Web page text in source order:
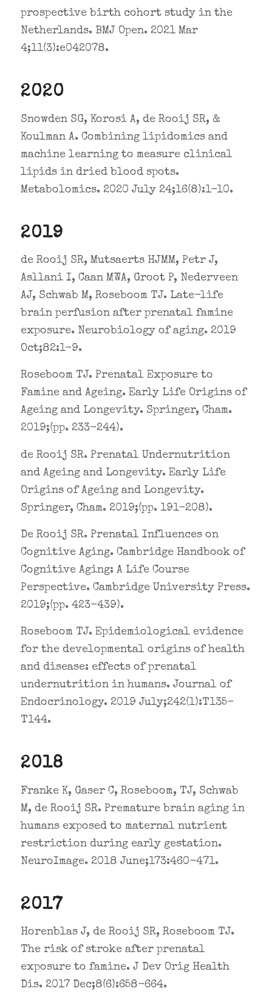
prospective birth cohort study in the
Netherlands. BMJ Open. 2021 Mar
4;11(3):e042078.
2020
Snowden SG, Korosi A, de Rooij SR, &
Koulman A. Combining lipidomics and
machine learning to measure clinical
lipids in dried blood spots.
Metabolomics. 2020 July 24;16(8):1-10.
2019
de Rooij SR, Mutsaerts HJMM, Petr J,
Asllani I, Caan MWA, Groot P, Nederveen
AJ, Schwab M, Roseboom TJ. Late-life
brain perfusion after prenatal famine
exposure. Neurobiology of aging. 2019
Oct;82:1-9.
Roseboom TJ. Prenatal Exposure to
Famine and Ageing. Early Life Origins of
Ageing and Longevity. Springer, Cham.
2019;(pp. 233-244).
de Rooij SR. Prenatal Undernutrition
and Ageing and Longevity. Early Life
Origins of Ageing and Longevity.
Springer, Cham. 2019;(pp. 191-208).
De Rooij SR. Prenatal Influences on
Cognitive Aging. Cambridge Handbook of
Cognitive Aging: A Life Course
Perspective. Cambridge University Press.
2019;(pp. 423-439).
Roseboom TJ. Epidemiological evidence
for the developmental origins of health
and disease: effects of prenatal
undernutrition in humans. Journal of
Endocrinology. 2019 July;242(1):T135-
T144.
2018
Franke K, Gaser C, Roseboom, TJ, Schwab
M, de Rooij SR. Premature brain aging in
humans exposed to maternal nutrient
restriction during early gestation.
NeuroImage. 2018 June;173:460-471.
2017
Horenblas J, de Rooij SR, Roseboom TJ.
The risk of stroke after prenatal
exposure to famine. J Dev Orig Health
Dis. 2017 Dec;8(6):658-664.